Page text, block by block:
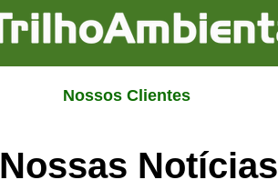
Nossos Clientes
Nossas Notícias